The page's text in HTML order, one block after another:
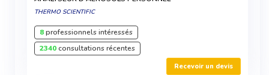
THERMO SCIENTIFIC
8professionnels intéressés
2340consultations récentes
Recevoir un devis